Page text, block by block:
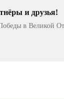
и друзья!
в Великой